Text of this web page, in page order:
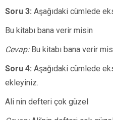
Soru 3: Aşağıdaki cümlede
Bu kitabı bana verir misin
Cevap:Bu kitabı bana verir
Soru 4: Aşağıdaki cümlede
ekleyiniz.
Ali nin defteri çok güzel